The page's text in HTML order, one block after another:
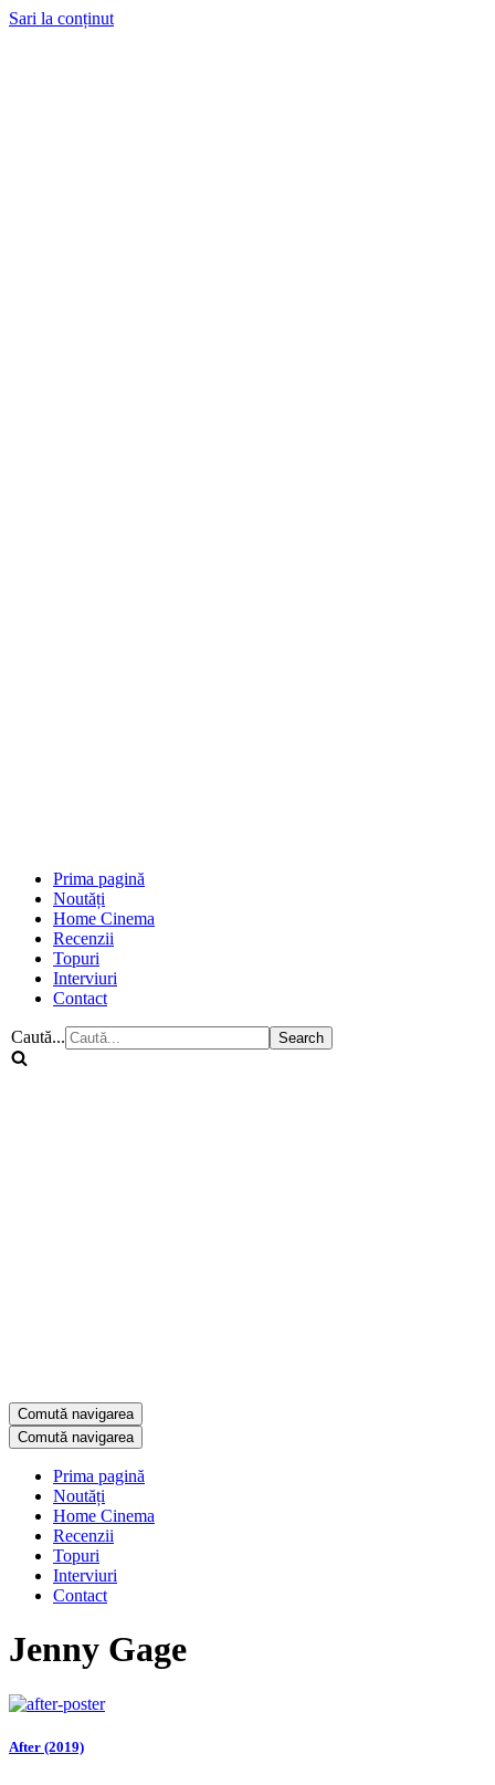
Sari la conținut
Prima pagină
Noutăți
Home Cinema
Recenzii
Topuri
Interviuri
Contact
Caută...
Comută navigarea
Comută navigarea
Prima pagină
Noutăți
Home Cinema
Recenzii
Topuri
Interviuri
Contact
Jenny Gage
After (2019)